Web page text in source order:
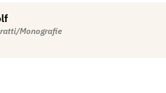
Monografie